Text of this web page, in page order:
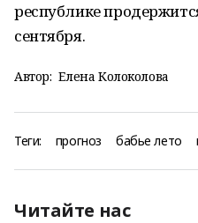
республике
сентября.
Автор: Елена Колоколова
Теги: прогноз бабье лето
Читайте нас